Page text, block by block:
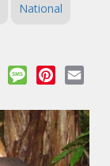
National
Viber MessagePinterest